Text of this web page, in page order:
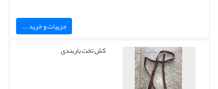
جزییات و خرید ...
کش تخت باربندی